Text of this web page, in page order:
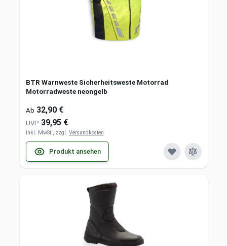
BTR Warnweste Sicherheitsweste Motorrad
Motorradweste neongelb
Ab 32,90 €
UVP 39,95 €
inkl. MwSt., zzgl. Versandkosten
Produkt ansehen